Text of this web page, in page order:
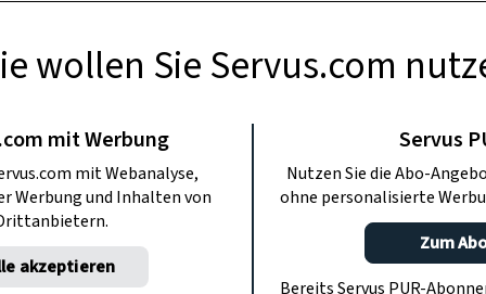
Klosterneuburg
des Fasslrutschens bis heute
Ursprung? Darum ranken sich
und Geschichten.
wollen Sie Servus.com
mit Werbung
mit Webanalyse,
Werbung und Inhalten von
akzeptieren
Servus
Nutzen Sie die Abo-
ohne personalisierte
Zum
Bereits Servus PUR-